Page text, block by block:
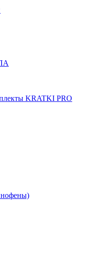
KRATKI PRO